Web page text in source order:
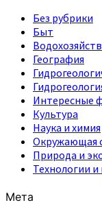
Без рубрики
Быт
География
Интересные
Культура
Наука и химия
Окружающая
Природа и
Технологии
Мета